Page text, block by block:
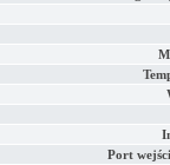
Port